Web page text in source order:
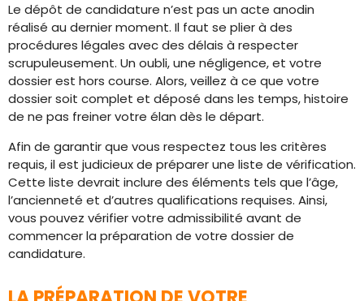
Le dépôt de candidature n’est pas un acte anodin
réalisé au dernier moment. Il faut se plier à des
procédures légales avec des délais à respecter
scrupuleusement. Un oubli, une négligence, et votre
dossier est hors course. Alors, veillez à ce que votre
dossier soit complet et déposé dans les temps, histoire
de ne pas freiner votre élan dès le départ.
Afin de garantir que vous respectez tous les critères
requis, il est judicieux de préparer une liste de vérification.
Cette liste devrait inclure des éléments tels que l’âge,
l’ancienneté et d’autres qualifications requises. Ainsi,
vous pouvez vérifier votre admissibilité avant de
commencer la préparation de votre dossier de
candidature.